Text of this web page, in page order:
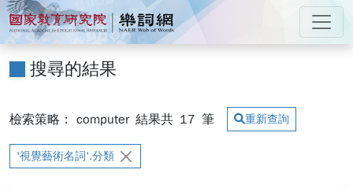
跳到主要內容
:::
國家教育研究院 樂詞網
搜尋的結果
檢索策略： computer 結果共 17 筆 重新查詢
'視覺藝術名詞'.分類